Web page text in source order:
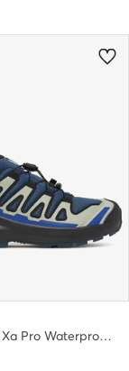
Bakancs · Xa Pro Waterproof L49308200 · Kék